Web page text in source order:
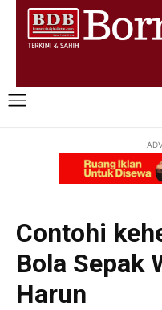
Contohi
Bola Sepak
Harun